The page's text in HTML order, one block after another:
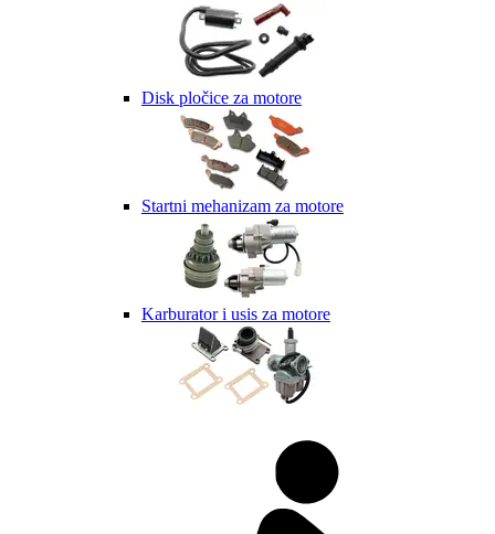
Disk pločice za motore
Startni mehanizam za motore
Karburator i usis za motore